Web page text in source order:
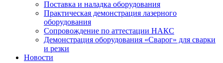
Поставка и наладка оборудования
Практическая демонстрация лазерного
оборудования
Сопровождение по аттестации НАКС
Демонстрация оборудования «Сварог» для сварки
и резки
Новости